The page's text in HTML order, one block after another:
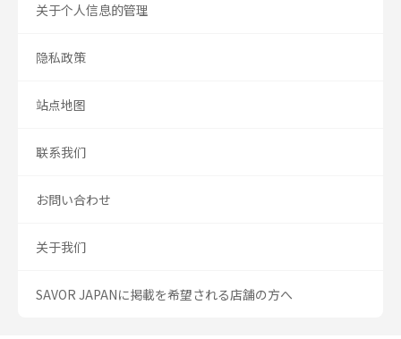
关于个人信息的管理
隐私政策
站点地图
联系我们
お問い合わせ
关于我们
SAVOR JAPANに掲載を希望される店舗の方へ